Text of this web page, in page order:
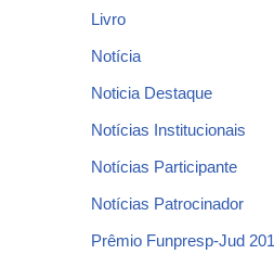
Livro
Notícia
Noticia Destaque
Notícias Institucionais
Notícias Participante
Notícias Patrocinador
Prêmio Funpresp-Jud